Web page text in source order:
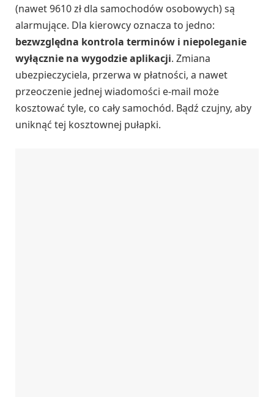
(nawet 9610 zł dla samochodów osobowych) są
alarmujące. Dla kierowcy oznacza to jedno:
bezwzględna kontrola terminów i niepoleganie
wyłącznie na wygodzie aplikacji. Zmiana
ubezpieczyciela, przerwa w płatności, a nawet
przeoczenie jednej wiadomości e-mail może
kosztować tyle, co cały samochód. Bądź czujny, aby
uniknąć tej kosztownej pułapki.